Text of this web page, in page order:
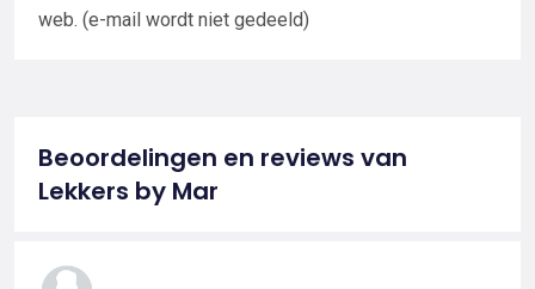
web. (e-mail wordt niet gedeeld)
Beoordelingen en reviews van
Lekkers by Mar